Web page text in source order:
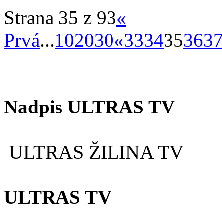
Strana 35 z 93«
Prvá...102030«33343536
Nadpis ULTRAS TV
ULTRAS ŽILINA TV
ULTRAS TV